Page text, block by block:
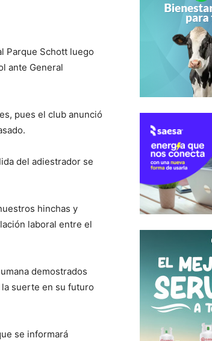
Parque Schott luego
ante General
pues el club anunció
del adiestrador se
hinchas y
laboral entre el
demostrados
suerte en su futuro
se informará